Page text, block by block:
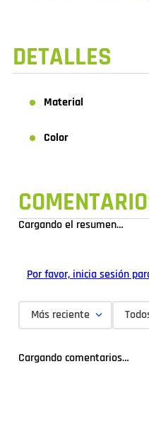
DETALLES
Material
Color
Cargando el resumen…
Por favor, inicia sesión
Más reciente
Cargando comentarios…